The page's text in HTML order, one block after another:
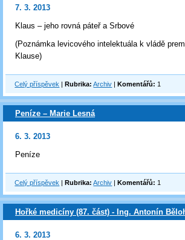
7. 3. 2013
Klaus – jeho rovná páteř a Srbové
(Poznámka levicového intelektuála k vládě
Klause)
Celý příspěvek |Rubrika: Archiv |Komentářů: 1
Peníze – Marie Lesná
6. 3. 2013
Peníze
Celý příspěvek |Rubrika: Archiv |Komentářů: 1
Hořké medicíny (87. část) - Ing. Antonín
6. 3. 2013